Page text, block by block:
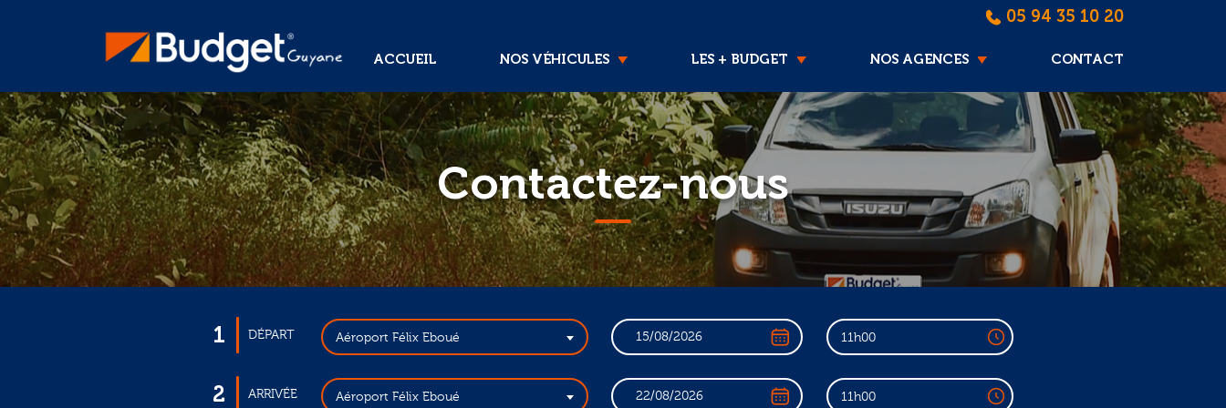
05 94 35 10 20
ACCUEIL NOS VÉHICULES LES + BUDGET NOS AGENCES CONTACT
Contactez-nous
1 DÉPART Aéroport Félix Eboué 11h00
2 ARRIVÉE Aéroport Félix Eboué 11h00